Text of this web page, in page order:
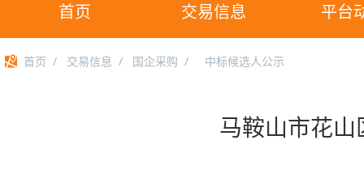
首页 交易信息 平台
首页 / 交易信息 / 国企采购 / 中标候选人公示
马鞍山市花